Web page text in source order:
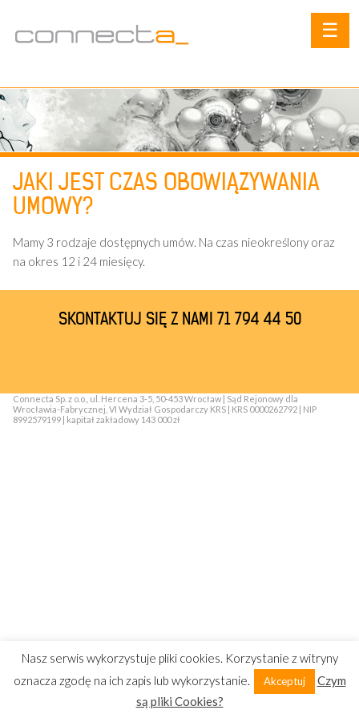
☰
JAKI JEST CZAS OBOWIĄZYWANIA
UMOWY?
Mamy 3 rodzaje dostępnych umów. Na czas nieokreślony oraz
na okres 12 i 24 miesięcy.
SKONTAKTUJ SIĘ Z NAMI 71 794 44 50
Connecta Sp. z o.o., ul. Hercena 3-5, 50-453 Wrocław | Sąd Rejonowy dla
Wrocławia-Fabrycznej, VI Wydział Gospodarczy KRS | KRS 0000262792 | NIP
8992579199 | kapitał zakładowy 143 000 zł
Nasz serwis wykorzystuje pliki cookies. Korzystanie z witryny
oznacza zgodę na ich zapis lub wykorzystanie.
Akceptuj
Czym
są pliki Cookies?